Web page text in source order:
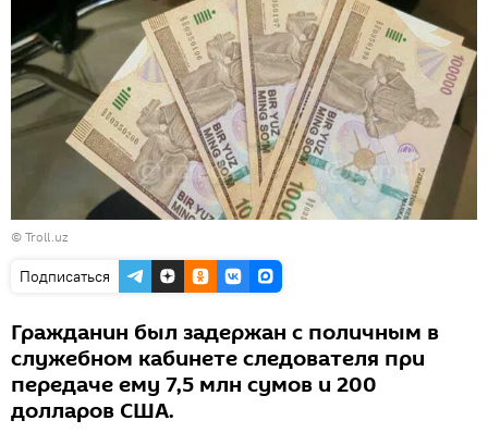
© Troll.uz
Подписаться
Гражданин был задержан с поличным в
служебном кабинете следователя при
передаче ему 7,5 млн сумов и 200
долларов США.